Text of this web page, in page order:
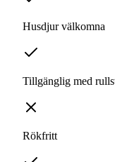
Husdjur välkomna
Tillgänglig med
Rökfritt